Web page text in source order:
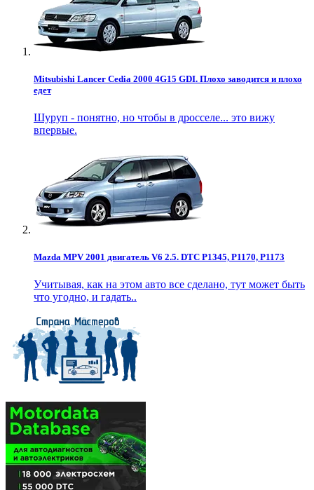
Mitsubishi Lancer Cedia 2000 4G15 GDI. Плохо заводится и плохо
едет
Шуруп - понятно, но чтобы в дросселе... это вижу
впервые.
Mazda MPV 2001 двигатель V6 2.5. DTC P1345, P1170, P1173
Учитывая, как на этом авто все сделано, тут может быть
что угодно, и гадать..